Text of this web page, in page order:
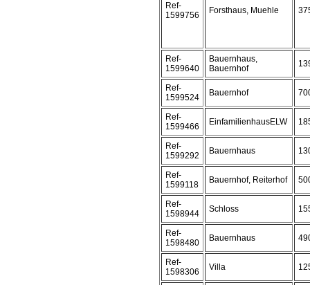
Ref-
1599756
Forsthaus, Muehle
Ref-
1599640
Bauernhaus,
Bauernhof
Ref-
1599524
Bauernhof
Ref-
1599466
EinfamilienhausELW
Ref-
1599292
Bauernhaus
Ref-
1599118
Bauernhof, Reiterhof
Ref-
1598944
Schloss
Ref-
1598480
Bauernhaus
Ref-
1598306
Villa